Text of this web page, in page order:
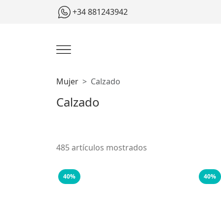
+34 881243942
Mujer Calzado
Calzado
485 artículos mostrados
40% 40%